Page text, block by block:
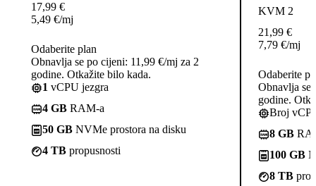
17,99 €
5,49 €/mj
Odaberite plan
Obnavlja se po cijeni: 11,99 €/mj za 2
godine. Otkažite bilo kada.
1 vCPU jezgra
4 GB RAM-a
50 GB NVMe prostora na disku
4 TB propusnosti
KVM 2
21,99 €
7,79 €/mj
Odaberite
Obnavlja se
godine.
Broj
8 GB
100 GB
8 TB